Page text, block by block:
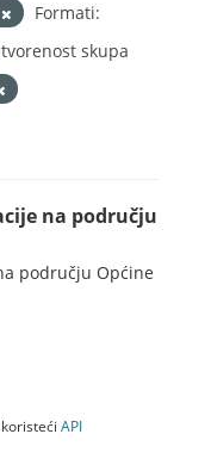
Formati:
skupa
na području
području Općine
API